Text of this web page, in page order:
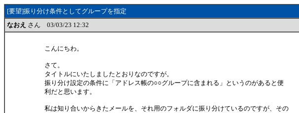
[要望]振り分け条件としてグループを指定
なおえ さん 03/03/23 12:32
こんにちわ。
さて。
タイトルにいたしましたとおりなのですが。
振り分け設定の条件に「アドレス帳の○○グループに含まれる」というのがあると便
利だと思います。
私は知り合いからきたメールを、それ用のフォルダに振り分けているのですが、その